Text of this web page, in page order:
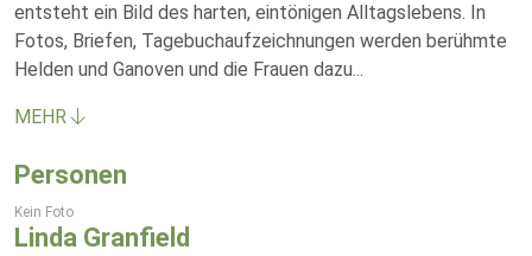
entsteht ein Bild des harten, eintönigen Alltagslebens. In
Fotos, Briefen, Tagebuchaufzeichnungen werden berühmte
Helden und Ganoven und die Frauen dazu...
MEHR
Personen
Kein Foto
Linda Granfield